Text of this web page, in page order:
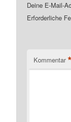
Deine E-Mail-
Erforderliche
Kommentar *